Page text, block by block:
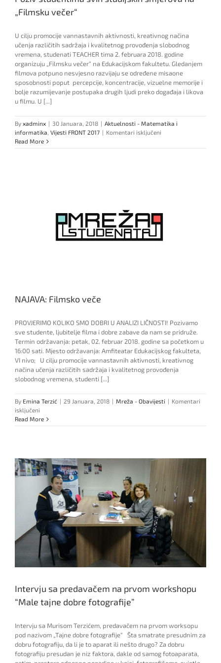
„Filmsku večer“
U cilju promocije vannastavnih aktivnosti, kreativnog načina
učenja različitih sadržaja i kvalitetnog provođenja slobodnog
vremena, studenati TEACHER tima 2. februara 2018. godine
organizuju „Filmsku večer“ na Edukacijskom fakultetu. Gledanjem
filmova potpuno nesvjesno razvijaju se određene misaone
sposobnosti poput percepcije, koncentracije, vizuelne memorije i
bolje razumijevanje postupaka drugih ljudi preko događaja i likova
u filmu. U [...]
By xadminx | 30 Januara, 2018 | Aktuelnosti - Matematika i
informatika, Vijesti FRONT 2017 | Komentari isključeni
studentima
Read More
NAJAVA: Filmsko veče
PROVJERIMO KOLIKO SMO DOBRI U ANALIZI LIČNOSTI! Pozivamo
sve studente, ljubitelje filma i dobre zabave da nam se pridruže.
Termin održavanja: petak, 02. februar 2018. godine sa početkom u
16:00 sati. Mjesto održavanja: Amfiteatar Edukacijskog fakulteta,
VI nivo; U cilju promocije vannastavnih aktivnosti, kreativnog
načina učenja različitih sadržaja i kvalitetnog provođenja
slobodnog vremena, studenti [...]
By Emina Terzić | 29 Januara, 2018 | Mreža - Obavijesti | Komentari
isključeni
NAJAVA:
Filmsko
Read More
Intervju sa predavačem na prvom workshopu
“Male tajne dobre fotografije”
Intervju sa Murisom Terzićem, predavačem na prvom worksopu
pod nazivom „Tajne dobre fotografije“ Šta smatrate presudnim za
dobru fotografiju, da li je to aparat ili nešto drugo? Za dobru
fotografiju presudan je niz faktora, dakle od samog fotoaparata,